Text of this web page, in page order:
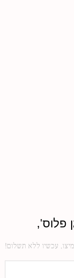
פלוס',
עכשיו ללא תשלום!